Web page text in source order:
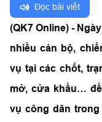
Đọc bài viết
(QK7 Online) -
nhiều cán bộ,
vụ tại các chốt,
mở, cửa khẩu…
vụ công dân